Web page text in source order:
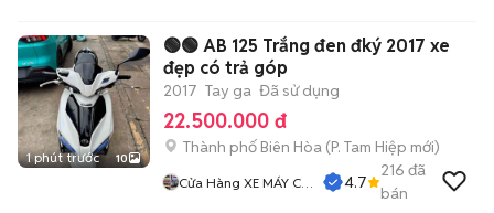
1 phút trước 10
🟢🟢 AB 125 Trắng đen đký 2017 xe
đẹp có trả góp
2017 Tay ga Đã sử dụng
22.500.000 đ
Thành phố Biên Hòa (P. Tam Hiệp mới)
Cửa Hàng XE MÁY CŨ
4.7
216 đã
bán